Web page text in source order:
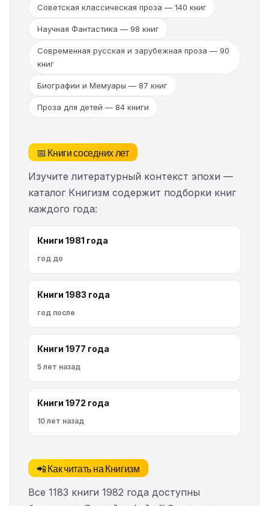
Советская классическая проза — 140 книг
Научная Фантастика — 98 книг
Современная русская и зарубежная проза — 90
книг
Биографии и Мемуары — 87 книг
Проза для детей — 84 книги
📅 Книги соседних лет
Изучите литературный контекст эпохи —
каталог Книгизм содержит подборки книг
каждого года:
Книги 1981 года
год до
Книги 1983 года
год после
Книги 1977 года
5 лет назад
Книги 1972 года
10 лет назад
📲 Как читать на Книгизм
Все 1183 книги 1982 года доступны